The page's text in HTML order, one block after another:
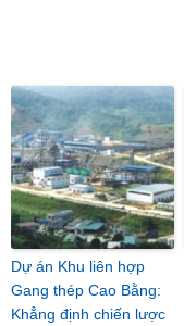
Dự án Khu liên hợp
Gang thép Cao Bằng:
Khẳng định chiến lược